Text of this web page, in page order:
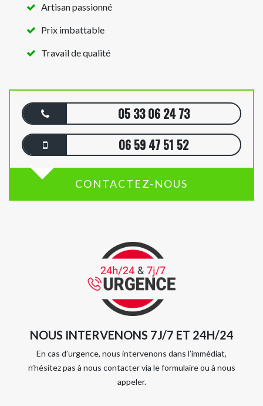
Artisan passionné
Prix imbattable
Travail de qualité
05 33 06 24 73
06 59 47 51 52
CONTACTEZ-NOUS
NOUS INTERVENONS 7J/7 ET 24H/24
En cas d’urgence, nous intervenons dans l’immédiat,
n’hésitez pas à nous contacter via le formulaire ou à nous
appeler.